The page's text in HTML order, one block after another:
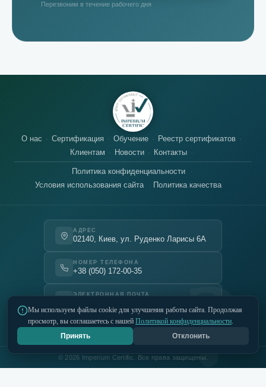
Перезвоним в течение рабочего дня
?
О нас Сертификация Обучение
Реестр сертификатов
Клиентам
Новости Контакты
Политика конфиденциальности
Условия использования сайта
Политика качества
АДРЕС
02140, Киев, ул. Руденко Ларисы 6А
НОМЕР ТЕЛЕФОНА
+38 (050) 172-00-35
ЭЛЕКТРОННАЯ ПОЧТА
Telegram Instagram LinkedIn
© 2026 Imperium Certific. Все права защищены.
Мы используем файлы cookie для улучшения работы сайта. Продолжая
просмотр, вы соглашаетесь с нашей Политикой конфиденциальности.
Принять
Отклонить